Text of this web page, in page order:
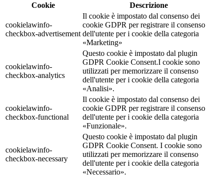
Cookie
Descrizione
cookielawinfo-
checkbox-advertisement
Il cookie è impostato dal consenso dei
cookie GDPR per registrare il consenso
dell'utente per i cookie della categoria
«Marketing»
cookielawinfo-
checkbox-analytics
Questo cookie è impostato dal plugin
GDPR Cookie Consent.I cookie sono
utilizzati per memorizzare il consenso
dell'utente per i cookie della categoria
«Analisi».
cookielawinfo-
checkbox-functional
Il cookie è impostato dal consenso dei
cookie GDPR per registrare il consenso
dell'utente per i cookie della categoria
«Funzionale».
cookielawinfo-
checkbox-necessary
Questo cookie è impostato dal plugin
GDPR Cookie Consent. I cookie sono
utilizzati per memorizzare il consenso
dell'utente per i cookie della categoria
«Necessario».